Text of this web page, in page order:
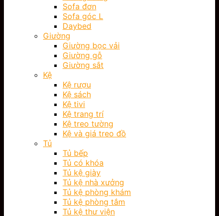
Sofa đơn
Sofa góc L
Daybed
Giường
Giường bọc vải
Giường gỗ
Giường sắt
Kệ
Kệ rượu
Kệ sách
Kệ tivi
Kệ trang trí
Kệ treo tường
Kệ và giá treo đồ
Tủ
Tủ bếp
Tủ có khóa
Tủ kệ giày
Tủ kệ nhà xưởng
Tủ kệ phòng khám
Tủ kệ phòng tắm
Tủ kệ thư viện